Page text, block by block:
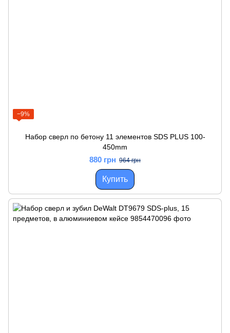
−9%
Набор сверл по бетону 11 элементов SDS PLUS 100-
450mm
880 грн 964 грн
Купить